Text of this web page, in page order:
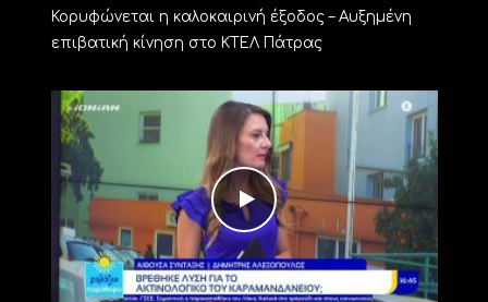
Κορυφώνεται η καλοκαιρινή έξοδος – Αυξημένη
επιβατική κίνηση στο ΚΤΕΛ Πάτρας